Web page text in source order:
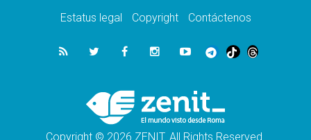
solos frente a la violencia de los colonos
Iglesia en Ceuta convoca a una vigilia de
oración por la paz y la estabilidad
El Papa: Detengan la espiral de violencia y
den cabida a la diplomacia
Estatus legal
Copyright Contáctenos
Copyright © 2026 ZENIT. All Rights Reserved.